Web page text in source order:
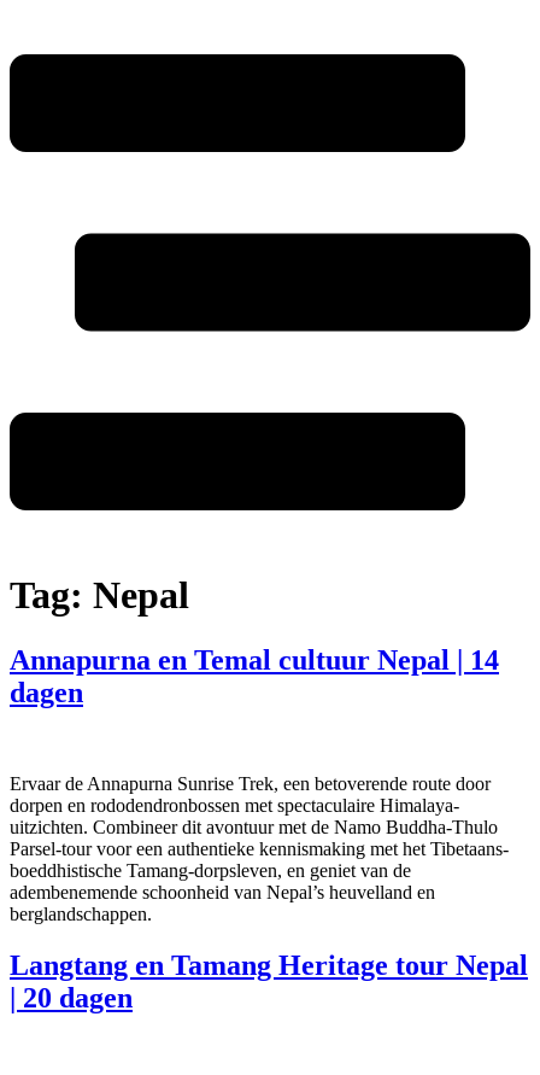
Tag: Nepal
Annapurna en Temal cultuur Nepal | 14
dagen
Ervaar de Annapurna Sunrise Trek, een betoverende route door
dorpen en rododendronbossen met spectaculaire Himalaya-
uitzichten. Combineer dit avontuur met de Namo Buddha-Thulo
Parsel-tour voor een authentieke kennismaking met het Tibetaans-
boeddhistische Tamang-dorpsleven, en geniet van de
adembenemende schoonheid van Nepal’s heuvelland en
berglandschappen.
Langtang en Tamang Heritage tour Nepal
| 20 dagen